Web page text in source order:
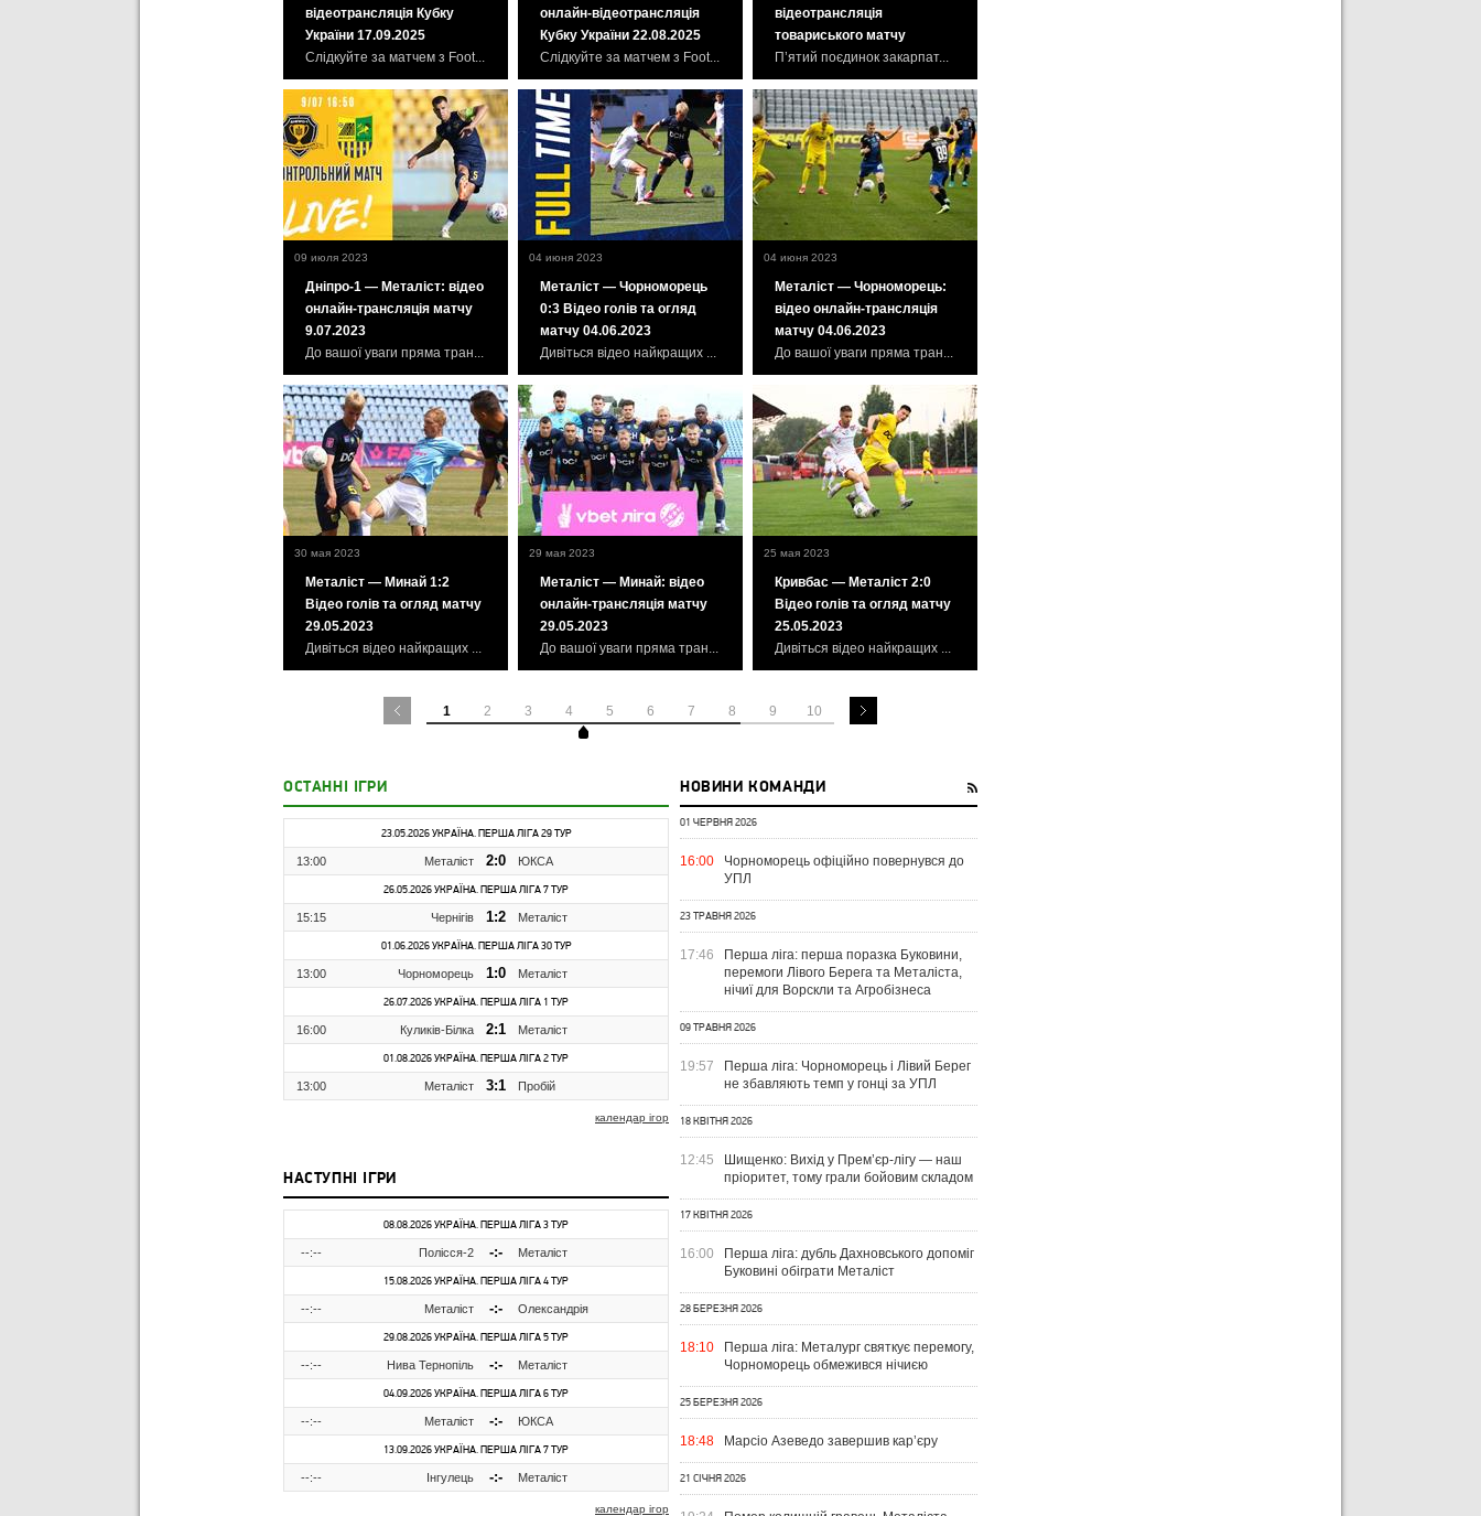
відеотрансляція Кубку
України 17.09.2025
Слідкуйте за матчем з Foot...
онлайн-відеотрансляція
Кубку України 22.08.2025
Слідкуйте за матчем з Foot...
відеотрансляція
товариського матчу
П’ятий поєдинок закарпат...
09 июля 2023
Дніпро-1 — Металіст: відео
онлайн-трансляція матчу
9.07.2023
До вашої уваги пряма тран...
04 июня 2023
Металіст — Чорноморець
0:3 Відео голів та огляд
матчу 04.06.2023
Дивіться відео найкращих ...
04 июня 2023
Металіст — Чорноморець:
відео онлайн-трансляція
матчу 04.06.2023
До вашої уваги пряма тран...
30 мая 2023
Металіст — Минай 1:2
Відео голів та огляд матчу
29.05.2023
Дивіться відео найкращих ...
29 мая 2023
Металіст — Минай: відео
онлайн-трансляція матчу
29.05.2023
До вашої уваги пряма тран...
25 мая 2023
Кривбас — Металіст 2:0
Відео голів та огляд матчу
25.05.2023
Дивіться відео найкращих ...
1 2 3 4 5 6 7 8 9 10
ОСТАННІ ІГРИ
23.05.2026 УКРАЇНА. ПЕРША ЛІГА 29 ТУР
13:00 Металіст 2:0 ЮКСА
26.05.2026 УКРАЇНА. ПЕРША ЛІГА 7 ТУР
15:15 Чернігів 1:2 Металіст
01.06.2026 УКРАЇНА. ПЕРША ЛІГА 30 ТУР
13:00 Чорноморець 1:0 Металіст
26.07.2026 УКРАЇНА. ПЕРША ЛІГА 1 ТУР
16:00 Куликів-Білка 2:1 Металіст
01.08.2026 УКРАЇНА. ПЕРША ЛІГА 2 ТУР
13:00 Металіст 3:1 Пробій
календар ігор
НАСТУПНІ ІГРИ
08.08.2026 УКРАЇНА. ПЕРША ЛІГА 3 ТУР
--:-- Полісся-2 -:- Металіст
15.08.2026 УКРАЇНА. ПЕРША ЛІГА 4 ТУР
--:-- Металіст -:- Олександрія
29.08.2026 УКРАЇНА. ПЕРША ЛІГА 5 ТУР
--:-- Нива Тернопіль -:- Металіст
04.09.2026 УКРАЇНА. ПЕРША ЛІГА 6 ТУР
--:-- Металіст -:- ЮКСА
13.09.2026 УКРАЇНА. ПЕРША ЛІГА 7 ТУР
--:-- Інгулець -:- Металіст
календар ігор
НОВИНИ КОМАНДИ
01 ЧЕРВНЯ 2026
16:00
Чорноморець офіційно повернувся до
УПЛ
23 ТРАВНЯ 2026
17:46
Перша ліга: перша поразка Буковини,
перемоги Лівого Берега та Металіста,
нічиї для Ворскли та Агробізнеса
09 ТРАВНЯ 2026
19:57
Перша ліга: Чорноморець і Лівий Берег
не збавляють темп у гонці за УПЛ
18 КВІТНЯ 2026
12:45
Шищенко: Вихід у Прем’єр-лігу — наш
пріоритет, тому грали бойовим складом
17 КВІТНЯ 2026
16:00
Перша ліга: дубль Дахновського допоміг
Буковині обіграти Металіст
28 БЕРЕЗНЯ 2026
18:10
Перша ліга: Металург святкує перемогу,
Чорноморець обмежився нічиєю
25 БЕРЕЗНЯ 2026
18:48 Марсіо Азеведо завершив кар’єру
21 СІЧНЯ 2026